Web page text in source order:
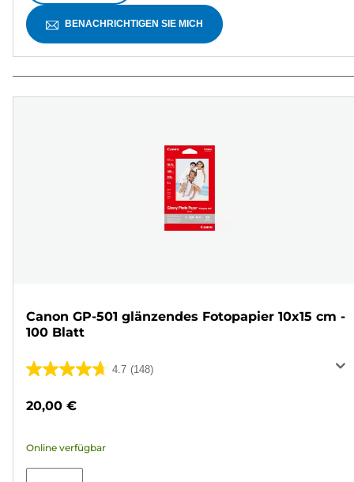
BENACHRICHTIGEN SIE MICH
Canon GP-501 glänzendes Fotopapier 10x15 cm -
100 Blatt
4.7 (148)
4.7
148
Bewertungen
20,00 €
Online verfügbar